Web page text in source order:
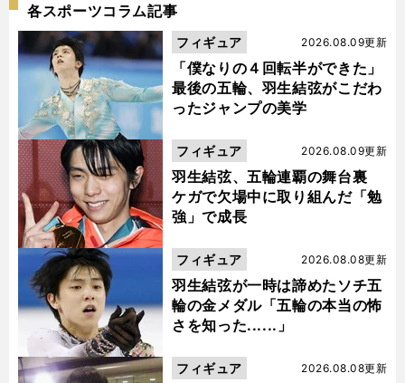
各スポーツコラム記事
「僕なりの４回転半ができた」
最後の五輪、羽生結弦がこだわ
ったジャンプの美学
2026.08.09更新
フィギュア
羽生結弦、五輪連覇の舞台裏
ケガで欠場中に取り組んだ「勉
強」で成長
2026.08.09更新
フィギュア
羽生結弦が一時は諦めたソチ五
輪の金メダル「五輪の本当の怖
さを知った......」
2026.08.08更新
フィギュア
2026.08.08更新
フィギュア